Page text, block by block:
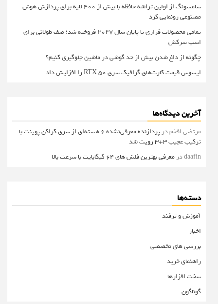
سامسونگ از اولین تراشه حافظه با بیش از ۴۰۰ لایه برای پردازش هوش
مصنوعی رونمایی کرد
تمامی محصولات فراری تا پایان سال ۲۰۲۷ فروخته شد؛ صف طولانی برای
اسب سرکش
چگونه از داغ شدن بیش از حد گوشی در ماشین جلوگیری کنیم؟
ایسوس قیمت کارت‌های گرافیک سری RTX 50 را افزایش داد
آخرین دیدگاه‌ها
مرتضی افخمدر
پردازنده معرفی‌نشده 6 هسته‌ای از سری کراکن پوینت با
ترکیب عجیب 3+3 رویت شد
daafinدر معرفی بهترین فلش های 64 گیگابایت با سرعت بالا
دسته‌ها
آموزش و ترفند
اخبار
بررسی های تخصصی
راهنمای خرید
سخت افزارها
گوناگون